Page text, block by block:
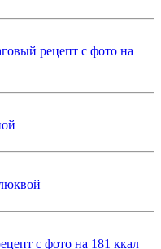
рецепт с фото на
с фото на 181 ккал